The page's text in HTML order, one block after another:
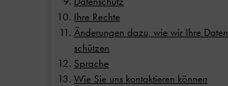
Ihre Rechte
Änderungen dazu, wie wir Ihre Daten
schützen
Sprache
Wie Sie uns kontaktieren können